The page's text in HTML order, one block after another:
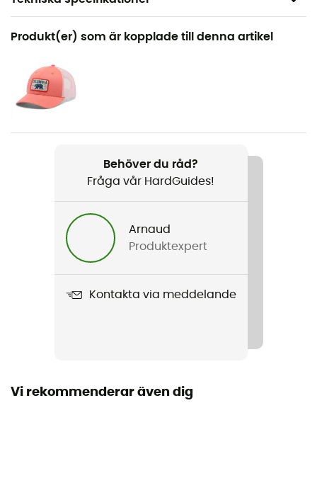
Rekommenderad för
Vandring / Vandring / Resa
Barn
Produktnamn
Termiskt skydd
Produkt(er) som är kopplade till denna artikel
Behöver du råd?
Fråga vår HardGuides!
Arnaud
Produktexpert
Kontakta via meddelande
Vi rekommenderar även dig